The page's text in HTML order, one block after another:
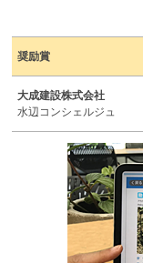
奨励賞
大成建設株式会社
水辺コンシェルジュ